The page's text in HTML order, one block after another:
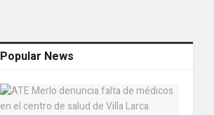
Popular News